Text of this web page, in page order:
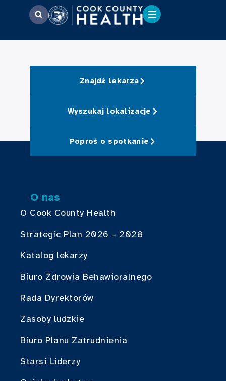
Znajdź lekarza
Wyszukaj lokalizacje
Poproś o spotkanie
O nas
O Cook County Health
Strategic Plan 2026 – 2028
Katalog lekarzy
Biuro Zdrowia Behawioralnego
Rada Dyrektorów
Zasoby ludzkie
Biuro Planu Zatrudnienia
Starsi Liderzy